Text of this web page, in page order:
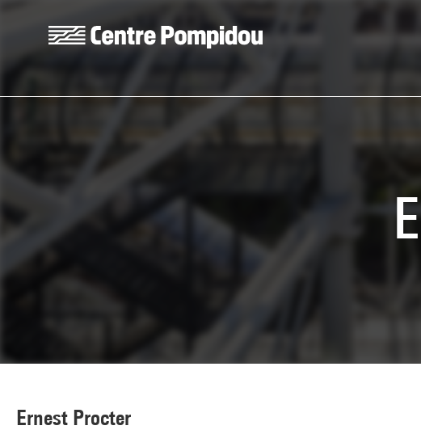
Ernest Procter